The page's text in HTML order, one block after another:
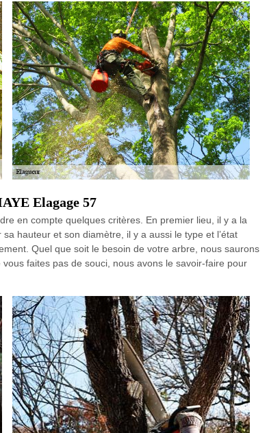
Elagage 57
en compte quelques critères. En premier lieu, il y a la
hauteur et son diamètre, il y a aussi le type et l’état
Quel que soit le besoin de votre arbre, nous saurons
faites pas de souci, nous avons le savoir-faire pour